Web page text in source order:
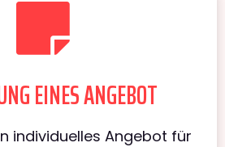
EINES ANGEBOT
individuelles Angebot für